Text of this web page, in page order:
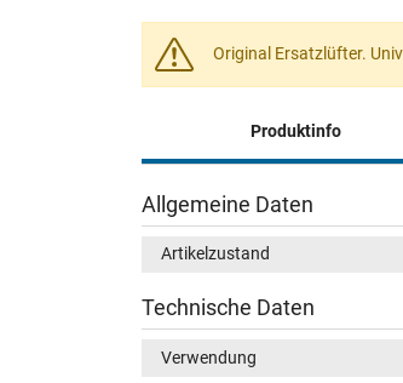
Original Ersatzlüfter.
Produktinfo
Allgemeine Daten
Artikelzustand
Technische Daten
Verwendung